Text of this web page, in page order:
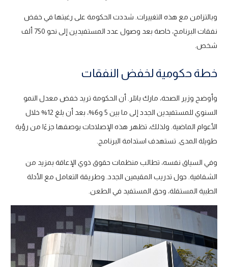
وبالتزامن مع هذه التغييرات. شددت الحكومة على رغبتها في خفض
نفقات البرنامج، خاصة بعد وصول عدد المستفيدين إلى نحو 750 ألف
شخص.
خطة حكومية لخفض النفقات
وأوضح وزير الصحة، مارك باتلر. أن الحكومة تريد خفض معدل النمو
السنوي للمستفيدين الجدد إلى ما بين 5 و6%، بعد أن بلغ 12% خلال
الأعوام الماضية. ولذلك، تظهر هذه الإصلاحات بوصفها جزءًا من رؤية
طويلة المدى. تستهدف استدامة البرنامج.
وفي السياق نفسه، تطالب منظمات حقوق ذوي الإعاقة بمزيد من
الشفافية. حول تدريب المقيمين الجدد. وطريقة التعامل مع الأدلة
الطبية المستقلة، وحق المستفيد في الطعن.